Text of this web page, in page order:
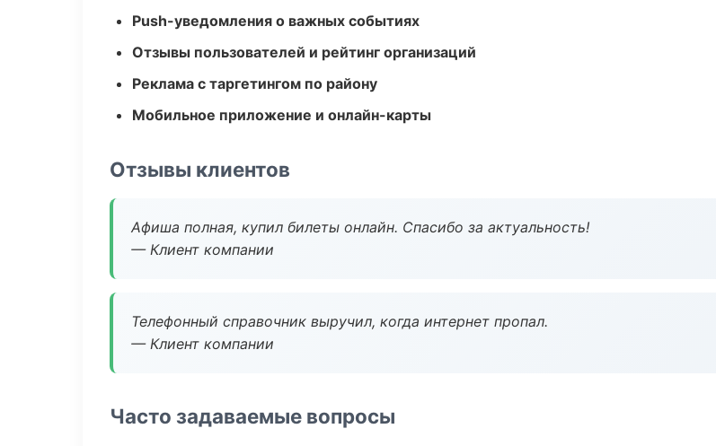
Push-уведомления о важных событиях
Отзывы пользователей и рейтинг организаций
Реклама с таргетингом по району
Мобильное приложение и онлайн-карты
Отзывы клиентов
Афиша полная, купил билеты онлайн. Спасибо за актуальность!
— Клиент компании
Телефонный справочник выручил, когда интернет пропал.
— Клиент компании
Часто задаваемые вопросы